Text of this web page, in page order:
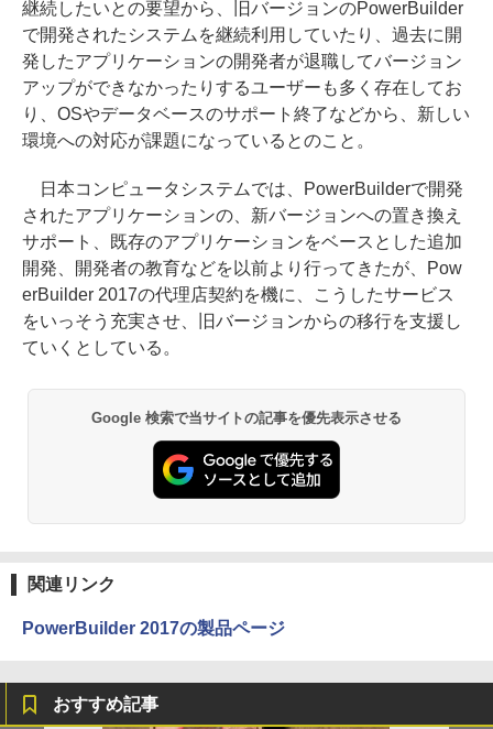
継続したいとの要望から、旧バージョンのPowerBuilder
で開発されたシステムを継続利用していたり、過去に開
発したアプリケーションの開発者が退職してバージョン
アップができなかったりするユーザーも多く存在してお
り、OSやデータベースのサポート終了などから、新しい
環境への対応が課題になっているとのこと。
日本コンピュータシステムでは、PowerBuilderで開発
されたアプリケーションの、新バージョンへの置き換え
サポート、既存のアプリケーションをベースとした追加
開発、開発者の教育などを以前より行ってきたが、Pow
erBuilder 2017の代理店契約を機に、こうしたサービス
をいっそう充実させ、旧バージョンからの移行を支援し
ていくとしている。
Google 検索で当サイトの記事を優先表示させる
関連リンク
PowerBuilder 2017の製品ページ
おすすめ記事